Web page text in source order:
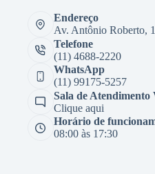
Endereço
Av. Antônio Roberto,
Telefone
(11) 4688-2220
WhatsApp
(11) 99175-5257
Sala de
Clique aqui
Horário de
08:00 às 17:30